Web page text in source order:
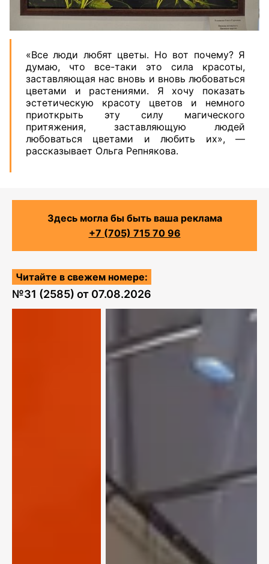
«Все люди любят цветы. Но вот почему? Я
думаю, что все-таки это сила красоты,
заставляющая нас вновь и вновь любоваться
цветами и растениями. Я хочу показать
эстетическую красоту цветов и немного
приоткрыть эту силу магического
притяжения, заставляющую людей
любоваться цветами и любить их», —
рассказывает Ольга Репнякова.
Здесь могла бы быть ваша реклама
+7 (705) 715 70 96
Читайте в свежем номере:
№31 (2585) от 07.08.2026